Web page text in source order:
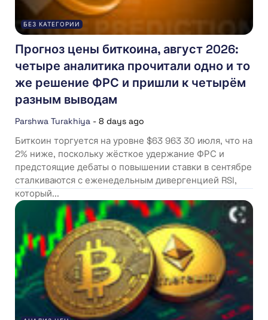
БЕЗ КАТЕГОРИИ
Прогноз цены биткоина, август 2026:
четыре аналитика прочитали одно и то
же решение ФРС и пришли к четырём
разным выводам
Parshwa Turakhiya - 8 days ago
Биткоин торгуется на уровне $63 963 30 июля, что на
2% ниже, поскольку жёсткое удержание ФРС и
предстоящие дебаты о повышении ставки в сентябре
сталкиваются с еженедельным дивергенцией RSI,
который...